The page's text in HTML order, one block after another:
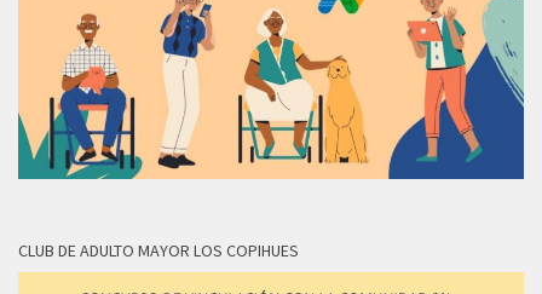
CLUB DE ADULTO MAYOR LOS COPIHUES